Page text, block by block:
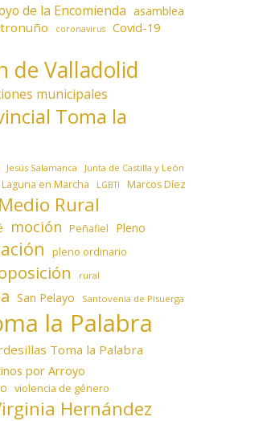
de la Encomienda asamblea
coronavirus Covid-19
de Valladolid
municipales
Toma la
Jesús Salamanca Junta de Castilla y León
Laguna en Marcha LGBTI Marcos Díez
Medio Rural
moción Peñafiel Pleno
pleno ordinario
rural
San Pelayo Santovenia de Pisuerga
la Palabra
Toma la Palabra
por Arroyo
violencia de género
Hernández